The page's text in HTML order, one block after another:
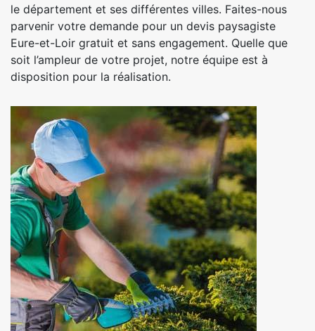
le département et ses différentes villes. Faites-nous
parvenir votre demande pour un devis paysagiste
Eure-et-Loir gratuit et sans engagement. Quelle que
soit l’ampleur de votre projet, notre équipe est à
disposition pour la réalisation.